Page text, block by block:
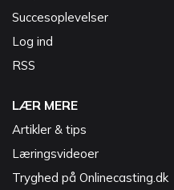
Succesoplevelser
Log ind
RSS
LÆR MERE
Artikler & tips
Læringsvideoer
Tryghed på Onlinecasting.dk